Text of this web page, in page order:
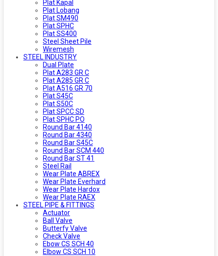
Plat Kapal
Plat Lobang
Plat SM490
Plat SPHC
Plat SS400
Steel Sheet Pile
Wiremesh
STEEL INDUSTRY
Dual Plate
Plat A283 GR C
Plat A285 GR C
Plat A516 GR 70
Plat S45C
Plat S50C
Plat SPCC SD
Plat SPHC PO
Round Bar 4140
Round Bar 4340
Round Bar S45C
Round Bar SCM 440
Round Bar ST 41
Steel Rail
Wear Plate ABREX
Wear Plate Everhard
Wear Plate Hardox
Wear Plate RAEX
STEEL PIPE & FITTINGS
Actuator
Ball Valve
Butterfy Valve
Check Valve
Ebow CS SCH 40
Elbow CS SCH 10